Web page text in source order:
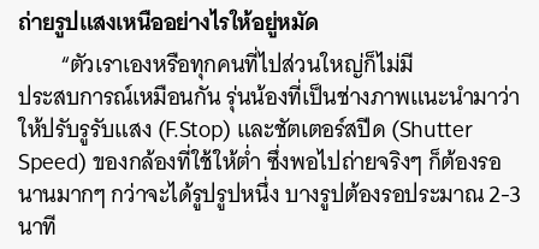
ถ่ายรูปแสงเหนืออย่างไรให้อยู่หมัด
“ตัวเราเองหรือทุกคนที่ไปส่วนใหญ่ก็ไม่มี
ประสบการณ์เหมือนกัน รุ่นน้องที่เป็นช่างภาพแนะนำมาว่า
ให้ปรับรูรับแสง (F.Stop) และชัตเตอร์สปีด (Shutter
Speed) ของกล้องที่ใช้ให้ต่ำ ซึ่งพอไปถ่ายจริงๆ ก็ต้องรอ
นานมากๆ กว่าจะได้รูปรูปหนึ่ง บางรูปต้องรอประมาณ 2-3
นาที